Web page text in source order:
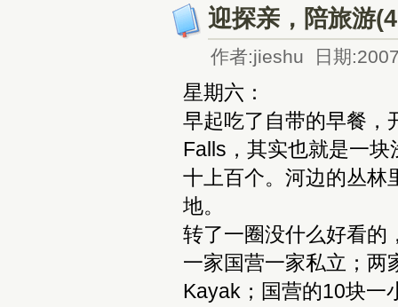
迎探亲，陪旅游
作者:jieshu 日期
星期六：
早起吃了自带的早餐，
Falls，其实也就是一
十上百个。河边的丛林
地。
转了一圈没什么好看的
一家国营一家私立；两
Kayak；国营的10块一